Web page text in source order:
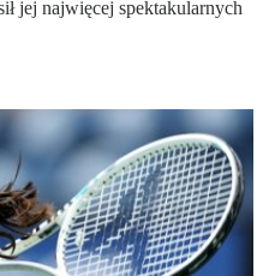
jej najwięcej spektakularnych